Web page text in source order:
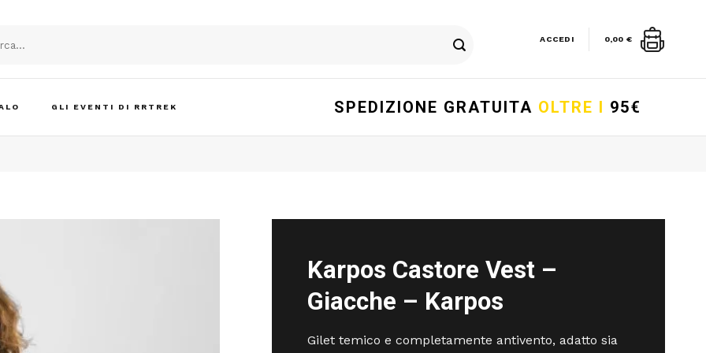
ACCEDI 0,00 €
GLI EVENTI DI RRTREK SPEDIZIONE GRATUITA OLTRE I 95€
Karpos Castore Vest –
Giacche – Karpos
Gilet temico e completamente antivento, adatto sia